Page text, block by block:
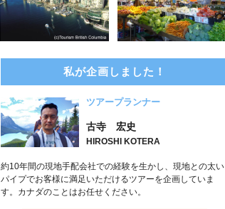
私が企画しました！
ツアープランナー
古寺 宏史
HIROSHI KOTERA
約10年間の現地手配会社での経験を生かし、現地との太い
パイプでお客様に満足いただけるツアーを企画していま
す。カナダのことはお任せください。